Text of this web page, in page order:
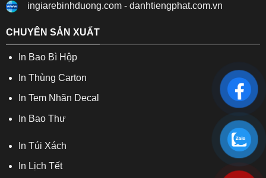
ingiarebinhduong.com- danhtiengphat.com.vn
CHUYÊN SẢN XUẤT
In Bao Bì Hộp
In Thùng Carton
In Tem Nhãn Decal
In Bao Thư
In Túi Xách
In Lịch Tết